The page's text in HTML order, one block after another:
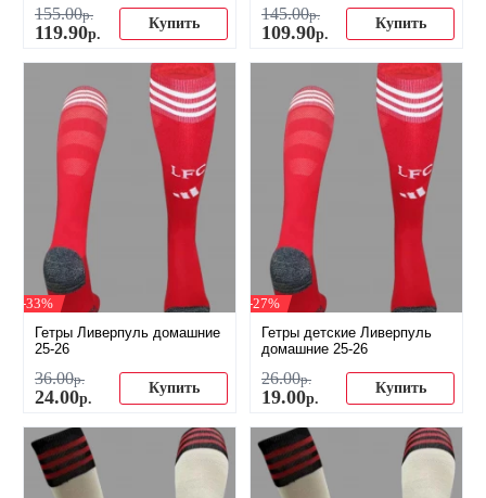
155.00р.
119.90р.
Купить
145.00р.
109.90р.
Купить
-33%
Гетры Ливерпуль домашние
25-26
36.00р.
24.00р.
Купить
-27%
Гетры детские Ливерпуль
домашние 25-26
26.00р.
19.00р.
Купить